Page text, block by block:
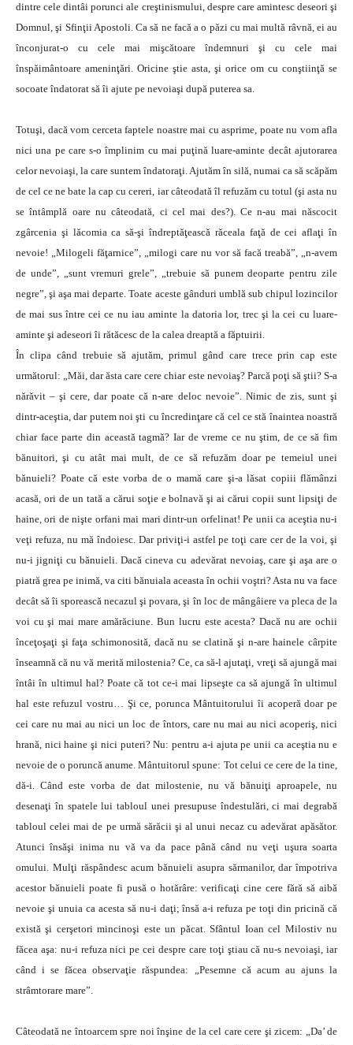
dintre cele dintâi porunci ale creştinismului, despre care amintesc deseori şi
Domnul, şi Sfinţii Apostoli. Ca să ne facă a o păzi cu mai multă râvnă, ei au
înconjurat-o cu cele mai mişcătoare îndemnuri şi cu cele mai
înspăimântoare ameninţări. Oricine ştie asta, şi orice om cu conştiinţă se
socoate îndatorat să îi ajute pe nevoiaşi după puterea sa.
Totuşi, dacă vom cerceta faptele noastre mai cu asprime, poate nu vom afla
nici una pe care s-o împlinim cu mai puţină luare-aminte decât ajutorarea
celor nevoiaşi, la care suntem îndatoraţi. Ajutăm în silă, numai ca să scăpăm
de cel ce ne bate la cap cu cereri, iar câteodată îl refuzăm cu totul (şi asta nu
se întâmplă oare nu câteodată, ci cel mai des?). Ce n-au mai născocit
zgârcenia şi lăcomia ca să-şi îndreptăţească răceala faţă de cei aflaţi în
nevoie! „Milogeli făţarnice”, „milogi care nu vor să facă treabă”, „n-avem
de unde”, „sunt vremuri grele”, „trebuie să punem deoparte pentru zile
negre”, şi aşa mai departe. Toate aceste gânduri umblă sub chipul lozincilor
de mai sus între cei ce nu iau aminte la datoria lor, trec şi la cei cu luare-
aminte şi adeseori îi rătăcesc de la calea dreaptă a făptuirii.
În clipa când trebuie să ajutăm, primul gând care trece prin cap este
următorul: „Măi, dar ăsta care cere chiar este nevoiaş? Parcă poţi să ştii? S-a
nărăvit – şi cere, dar poate că n-are deloc nevoie”. Nimic de zis, sunt şi
dintr-aceştia, dar putem noi şti cu încredinţare că cel ce stă înaintea noastră
chiar face parte din această tagmă? Iar de vreme ce nu ştim, de ce să fim
bănuitori, şi cu atât mai mult, de ce să refuzăm doar pe temeiul unei
bănuieli? Poate că este vorba de o mamă care şi-a lăsat copiii flămânzi
acasă, ori de un tată a cărui soţie e bolnavă şi ai cărui copii sunt lipsiţi de
haine, ori de nişte orfani mai mari dintr-un orfelinat! Pe unii ca aceştia nu-i
veţi refuza, nu mă îndoiesc. Dar priviţi-i astfel pe toţi care cer de la voi, şi
nu-i jigniţi cu bănuieli. Dacă cineva cu adevărat nevoiaş, care şi aşa are o
piatră grea pe inimă, va citi bănuiala aceasta în ochii voştri? Asta nu va face
decât să îi sporească necazul şi povara, şi în loc de mângâiere va pleca de la
voi cu şi mai mare amărăciune. Bun lucru este acesta? Dacă nu are ochii
înceţoşaţi şi faţa schimonosită, dacă nu se clatină şi n-are hainele cârpite
înseamnă că nu vă merită milostenia? Ce, ca să-l ajutaţi, vreţi să ajungă mai
întâi în ultimul hal? Poate că tot ce-i mai lipseşte ca să ajungă în ultimul
hal este refuzul vostru… Şi ce, porunca Mântuitorului îi acoperă doar pe
cei care nu mai au nici un loc de întors, care nu mai au nici acoperiş, nici
hrană, nici haine şi nici puteri? Nu: pentru a-i ajuta pe unii ca aceştia nu e
nevoie de o poruncă anume. Mântuitorul spune: Tot celui ce cere de la tine,
dă-i. Când este vorba de dat milostenie, nu vă bănuiţi aproapele, nu
desenaţi în spatele lui tabloul unei presupuse îndestulări, ci mai degrabă
tabloul celei mai de pe urmă sărăcii şi al unui necaz cu adevărat apăsător.
Atunci însăşi inima nu vă va da pace până când nu veţi uşura soarta
omului. Mulţi răspândesc acum bănuieli asupra sărmanilor, dar împotriva
acestor bănuieli poate fi pusă o hotărâre: verificaţi cine cere fără să aibă
nevoie şi unuia ca acesta să nu-i daţi; însă a-i refuza pe toţi din pricină că
există şi cerşetori mincinoşi este un păcat. Sfântul Ioan cel Milostiv nu
făcea aşa: nu-i refuza nici pe cei despre care toţi ştiau că nu-s nevoiaşi, iar
când i se făcea observaţie răspundea: „Pesemne că acum au ajuns la
strâmtorare mare”.
Câteodată ne întoarcem spre noi înşine de la cel care cere şi zicem: „Da’ de